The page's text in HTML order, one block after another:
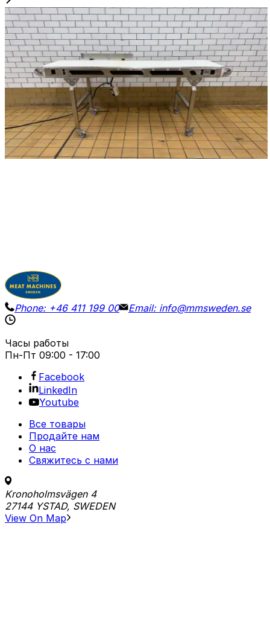
Б/у
Конвейер ENP
ID NR3275
190 x 70 x 105 cm
Ленточный конвейер ENP на колесах с барабан-
мотором, ширина ленты 50 см. Регулируемая
высота.
Детали
Запросить цену
Phone: +46 411 199 00 Email: info@mmsweden.se
Часы работы
Пн-Пт 09:00 - 17:00
Facebook
LinkedIn
Youtube
Все товары
Продайте нам
О нас
Свяжитесь с нами
Kronoholmsvägen 4
27144 YSTAD, SWEDEN
View On Map